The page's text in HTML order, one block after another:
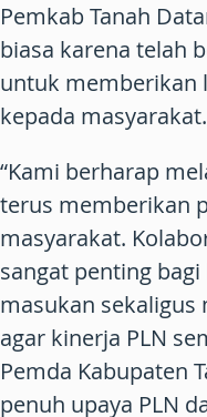
Pemkab Tanah
biasa karena telah
untuk memberikan
kepada masyarakat.
“Kami berharap
terus memberikan
masyarakat.
sangat penting
masukan
agar kinerja PLN
Pemda Kabupaten
penuh upaya PLN